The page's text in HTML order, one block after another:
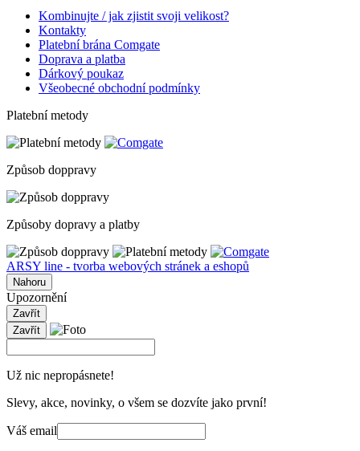
Kombinujte / jak zjistit svoji velikost?
Kontakty
Platební brána Comgate
Doprava a platba
Dárkový poukaz
Všeobecné obchodní podmínky
Platební metody
Způsob doppravy
Způsoby dopravy a platby
ARSY line - tvorba webových stránek a eshopů
Nahoru
Upozornění
Zavřít
Zavřít
Už nic nepropásnete!
Slevy, akce, novinky, o všem se dozvíte jako první!
Váš email